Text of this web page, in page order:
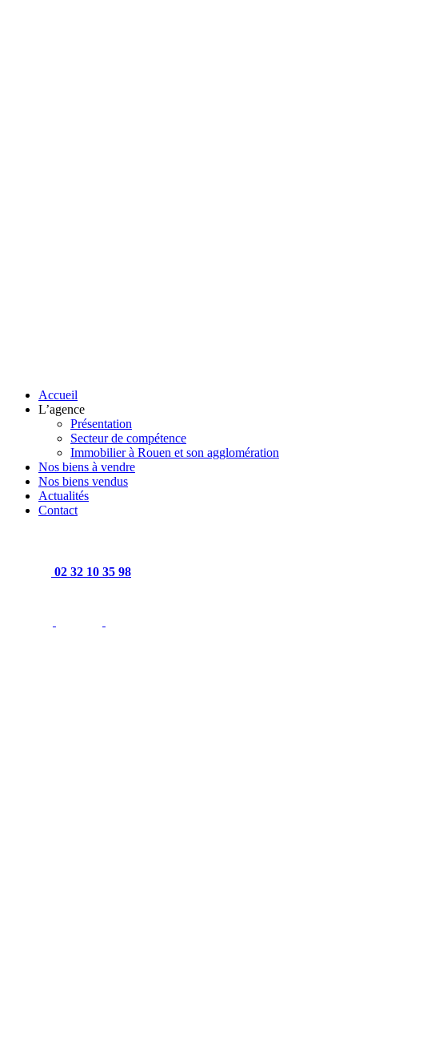
Accueil
L’agence
Présentation
Secteur de compétence
Immobilier à Rouen et son agglomération
Nos biens à vendre
Nos biens vendus
Actualités
Contact
02 32 10 35 98